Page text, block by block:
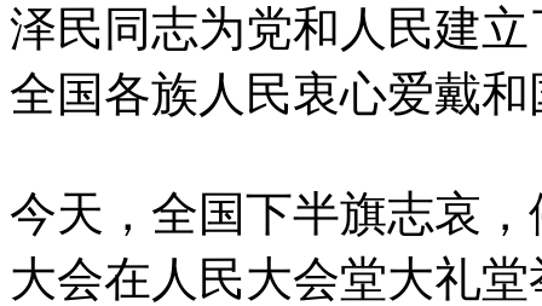
泽民同志为党和人民建
全国各族人民衷心爱戴
今天，全国下半旗志哀
大会在人民大会堂大礼